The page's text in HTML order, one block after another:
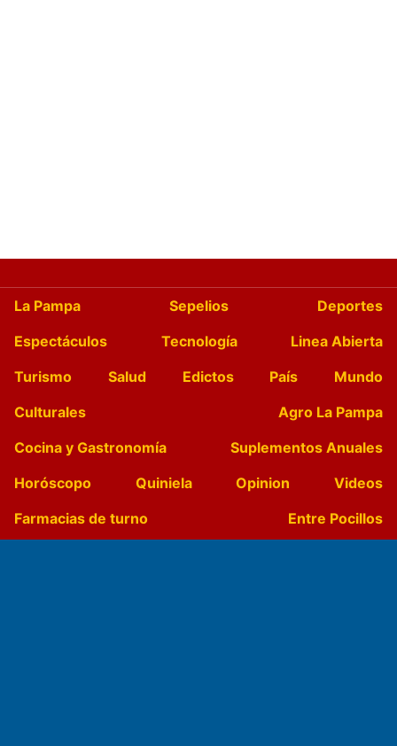
La Pampa Sepelios
Deportes
Espectáculos
Tecnología
Linea Abierta
Turismo
Salud Edictos País
Mundo
Culturales
Agro La Pampa
Cocina y Gastronomía
Suplementos Anuales
Horóscopo
Quiniela Opinion
Videos
Farmacias de turno
Entre Pocillos